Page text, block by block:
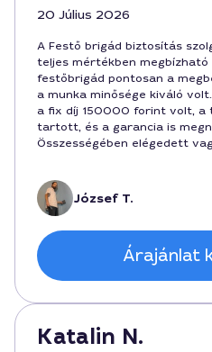
20 Július 2026
A Festő brigád biztosítás
teljes mértékben
festőbrigád pontosan a
a munka minősége kiváló
a fix díj 150000 forint volt, a
tartott, és a garancia is
Összességében elégedett
József T.
Árajánlat
Katalin N.